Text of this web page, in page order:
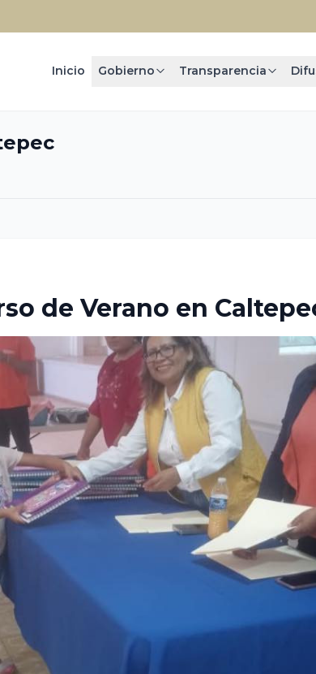
Inicio Gobierno Transparencia
de Verano en